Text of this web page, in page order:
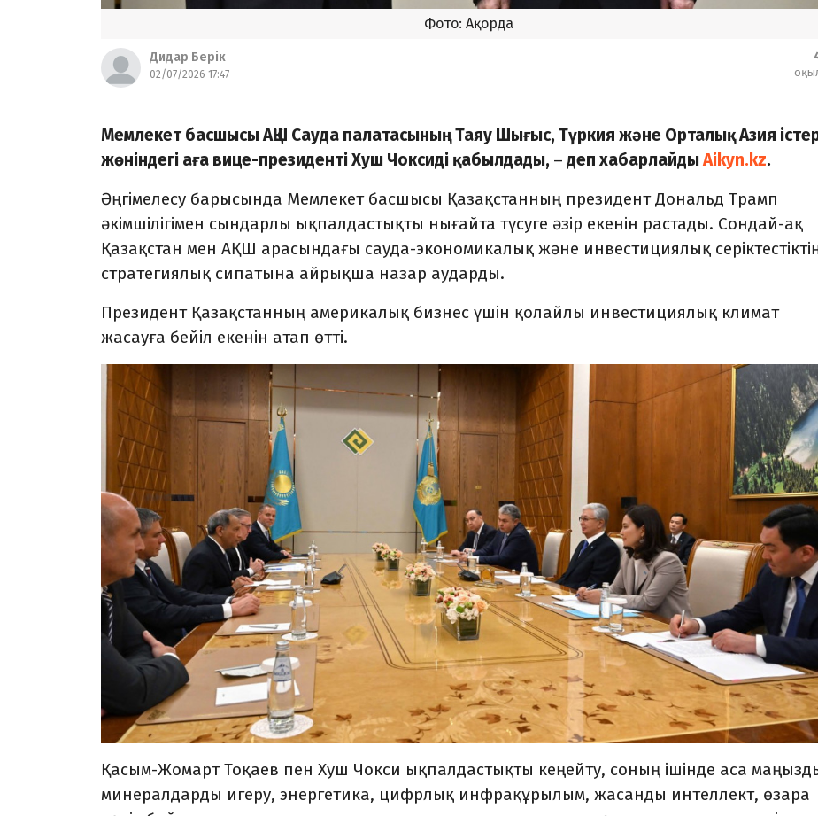
Фото: Ақорда
Дидар Берік
02/07/2026 17:47
Мемлекет басшысы АҚШ Сауда палатасының Таяу Шығыс, Түркия және Орталық Азия
жөніндегі аға вице-президенті Хуш Чоксиді қабылдады, – деп хабарлайдыAikyn.kz.
Әңгімелесу барысында Мемлекет басшысы Қазақстанның президент Дональд Трамп
әкімшілігімен сындарлы ықпалдастықты нығайта түсуге әзір екенін растады. Сондай-ақ
Қазақстан мен АҚШ арасындағы сауда-экономикалық және инвестициялық
стратегиялық сипатына айрықша назар аударды.
Президент Қазақстанның америкалық бизнес үшін қолайлы инвестициялық климат
жасауға бейіл екенін атап өтті.
Қасым-Жомарт Тоқаев пен Хуш Чокси ықпалдастықты кеңейту, соның ішінде аса
минералдарды игеру, энергетика, цифрлық инфрақұрылым, жасанды интеллект, өзара